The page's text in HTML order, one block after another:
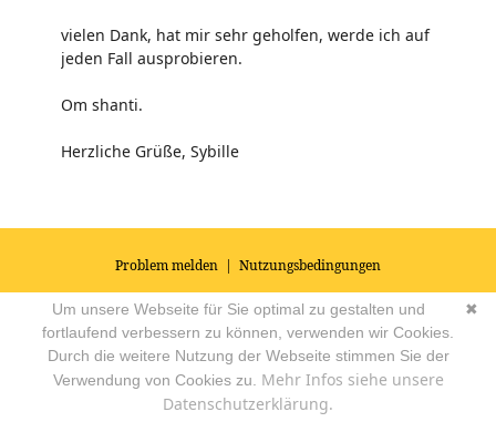
vielen Dank, hat mir sehr geholfen, werde ich auf
jeden Fall ausprobieren.
Om shanti.
Herzliche Grüße, Sybille
Problem melden | Nutzungsbedingungen
© 2026Impressum|Datenschutz|AGB's| Yoga Vidya Community -
Forum für Yoga, Meditation und Ayurveda Powered by
✖
Um unsere Webseite für Sie optimal zu gestalten und
fortlaufend verbessern zu können, verwenden wir Cookies.
Durch die weitere Nutzung der Webseite stimmen Sie der
Verwendung von Cookies zu. Mehr Infos siehe unsere
Datenschutzerklärung.